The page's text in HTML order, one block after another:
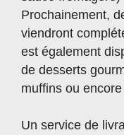
Prochainement,
viendront
est également
de desserts
muffins ou
Un service de